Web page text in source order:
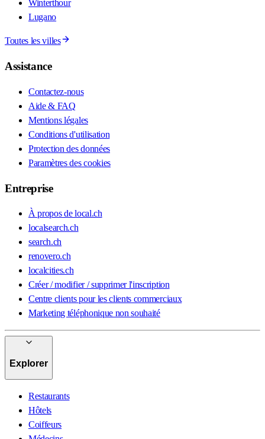
Winterthour
Lugano
Toutes les villes
Assistance
Contactez-nous
Aide & FAQ
Mentions légales
Conditions d'utilisation
Protection des données
Paramètres des cookies
Entreprise
À propos de local.ch
localsearch.ch
search.ch
renovero.ch
localcities.ch
Créer / modifier / supprimer l'inscription
Centre clients pour les clients commerciaux
Marketing téléphonique non souhaité
Explorer
Restaurants
Hôtels
Coiffeurs